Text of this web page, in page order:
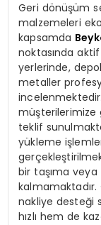
Geri dönüşüm
malzemeleri
kapsamda
noktasında
yerlerinde,
metaller
müşterilerimize
teklif
yükleme
bir taşıma
nakliye desteği
hızlı hem de